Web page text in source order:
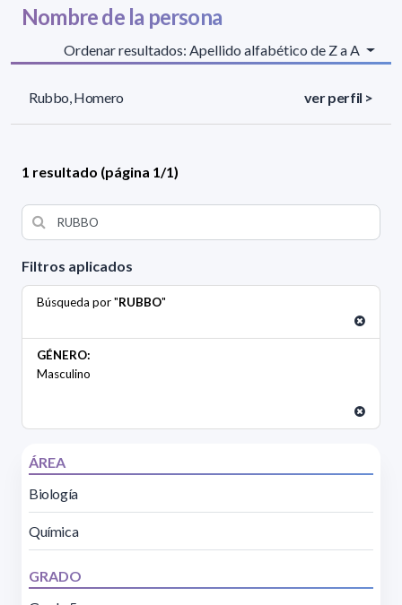
Filtros aplicados
Búsqueda por "RUBBO"
GÉNERO:
Masculino
ÁREA
Biología
Química
GRADO
Nombre de la persona
Ordenar resultados: Apellido alfabético de Z a A
Rubbo, Homero ver perfil >
1 resultado (página 1/1)